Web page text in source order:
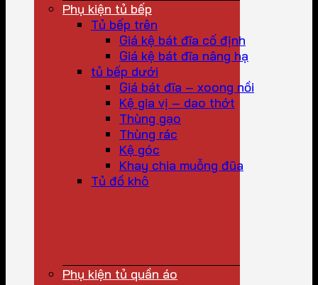
Phụ kiện tủ bếp
Tủ bếp trên
Giá kệ bát đĩa cố định
Giá kệ bát đĩa nâng hạ
tủ bếp dưới
Giá bát đĩa – xoong nồi
Kệ gia vị – dao thớt
Thùng gạo
Thùng rác
Kệ góc
Khay chia muỗng đũa
Tủ đồ khô
Phụ kiện tủ quần áo